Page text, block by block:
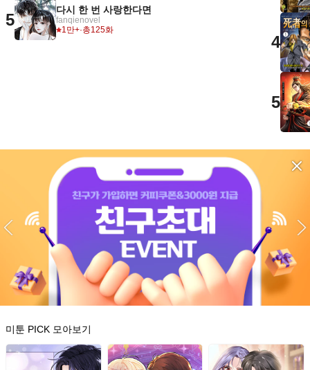
5
다시 한 번 사랑한다면
fanqienovel
1만+·총125화
4
5
미툰 PICK 모아보기